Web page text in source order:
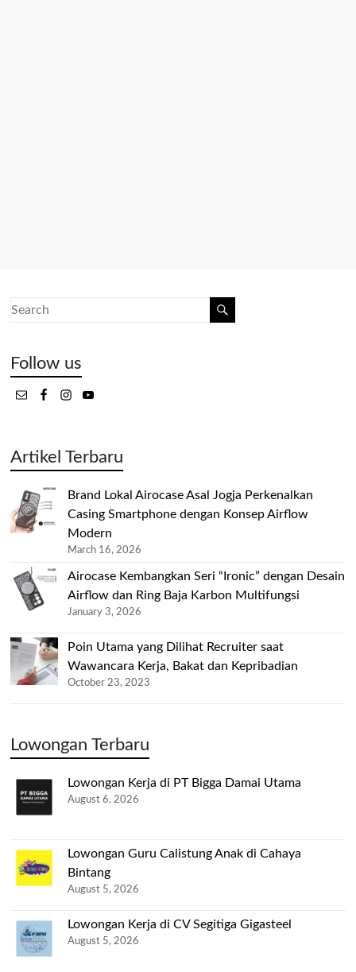
Follow us
Artikel Terbaru
Brand Lokal Airocase Asal Jogja Perkenalkan
Casing Smartphone dengan Konsep Airflow
Modern
March 16, 2026
Airocase Kembangkan Seri “Ironic” dengan Desain
Airflow dan Ring Baja Karbon Multifungsi
January 3, 2026
Poin Utama yang Dilihat Recruiter saat
Wawancara Kerja, Bakat dan Kepribadian
October 23, 2023
Lowongan Terbaru
Lowongan Kerja di PT Bigga Damai Utama
August 6, 2026
Lowongan Guru Calistung Anak di Cahaya
Bintang
August 5, 2026
Lowongan Kerja di CV Segitiga Gigasteel
August 5, 2026